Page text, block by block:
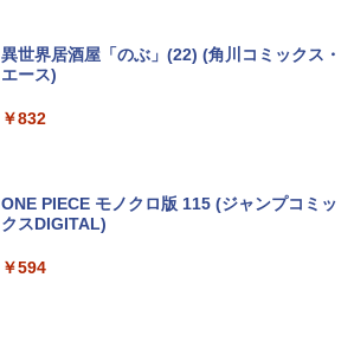
Anker Soundcore P31i ホワイト
Anker Soundcore Liberty 5 ミッドナイトブ
ラック
￥14,990
BRUCE WAYNE feat. Flo Milli, ATL Jacob
[Explicit]
￥250
On My Road (Stadium ver.)
by Amazon 天然水 ラベルレス 500ml ×24本
富士山の天然水 バナジウム含有 水 ミネラル
ットル (Smart Basic)
by Amazon 天然水ラベルレス 2L×9本
￥1,117
異世界居酒屋「のぶ」(22) (角川コミックス・
エース)
￥832
ONE PIECE モノクロ版 115 (ジャンプコミッ
クスDIGITAL)
￥594